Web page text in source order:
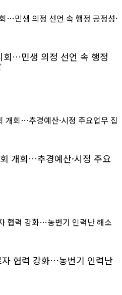
회…민생 의정 선언 속 행정
개회…추경예산·시정 주요
협력 강화…농번기 인력난